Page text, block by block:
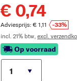
€ 0,74
Adviesprijs: € 1,11
-33%
incl. 21% btw, excl.
Op voorraad